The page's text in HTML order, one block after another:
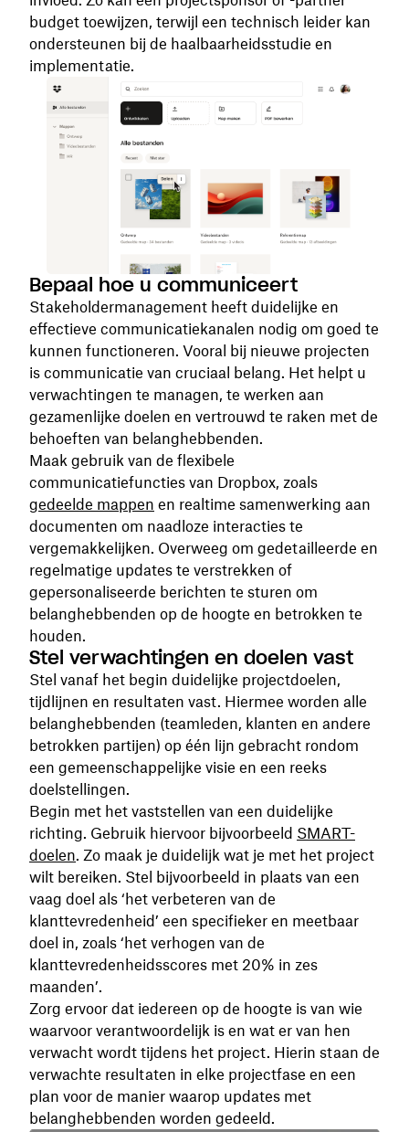
budget toewijzen, terwijl een technisch leider kan
ondersteunen bij de haalbaarheidsstudie en
implementatie.
Bepaal hoe u communiceert
Stakeholdermanagement heeft duidelijke en
effectieve communicatiekanalen nodig om goed te
kunnen functioneren. Vooral bij nieuwe projecten
is communicatie van cruciaal belang. Het helpt u
verwachtingen te managen, te werken aan
gezamenlijke doelen en vertrouwd te raken met de
behoeften van belanghebbenden.
Maak gebruik van de flexibele
communicatiefuncties van Dropbox, zoals
gedeelde mappen en realtime samenwerking aan
documenten om naadloze interacties te
vergemakkelijken. Overweeg om gedetailleerde en
regelmatige updates te verstrekken of
gepersonaliseerde berichten te sturen om
belanghebbenden op de hoogte en betrokken te
houden.
Stel verwachtingen en doelen vast
Stel vanaf het begin duidelijke projectdoelen,
tijdlijnen en resultaten vast. Hiermee worden alle
belanghebbenden (teamleden, klanten en andere
betrokken partijen) op één lijn gebracht rondom
een gemeenschappelijke visie en een reeks
doelstellingen.
Begin met het vaststellen van een duidelijke
richting. Gebruik hiervoor bijvoorbeeld SMART-
doelen. Zo maak je duidelijk wat je met het project
wilt bereiken. Stel bijvoorbeeld in plaats van een
vaag doel als ‘het verbeteren van de
klanttevredenheid’ een specifieker en meetbaar
doel in, zoals ‘het verhogen van de
klanttevredenheidsscores met 20% in zes
maanden’.
Zorg ervoor dat iedereen op de hoogte is van wie
waarvoor verantwoordelijk is en wat er van hen
verwacht wordt tijdens het project. Hierin staan de
verwachte resultaten in elke projectfase en een
plan voor de manier waarop updates met
belanghebbenden worden gedeeld.